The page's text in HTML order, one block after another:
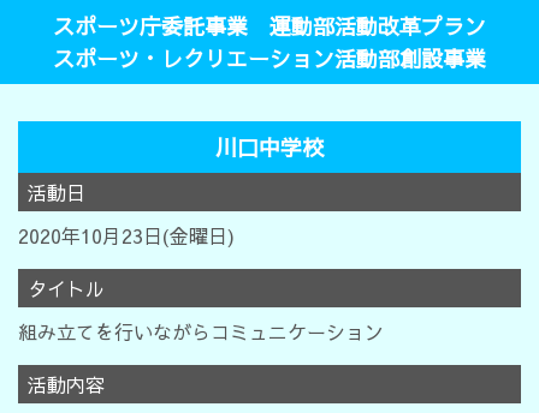
スポーツ庁委託事業 運動部活動改革プラン
スポーツ・レクリエーション活動部創設事業
川口中学校
活動日
2020年10月23日(金曜日)
タイトル
組み立てを行いながらコミュニケーション
活動内容